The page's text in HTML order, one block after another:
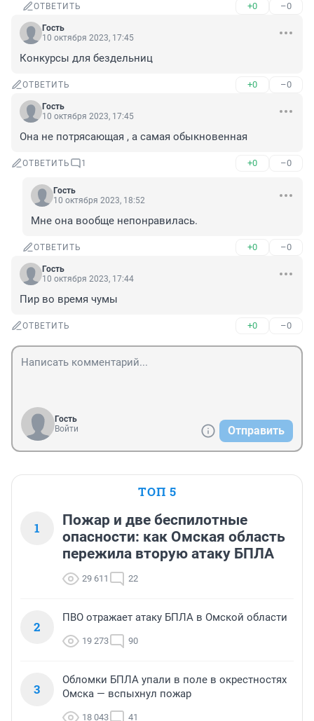
ОТВЕТИТЬ +0 –0
Гость
10 октября 2023, 17:45
Конкурсы для бездельниц
ОТВЕТИТЬ +0 –0
Гость
10 октября 2023, 17:45
Она не потрясающая , а самая обыкновенная
ОТВЕТИТЬ 1 +0 –0
Гость
10 октября 2023, 18:52
Мне она вообще непонравилась.
ОТВЕТИТЬ +0 –0
Гость
10 октября 2023, 17:44
Пир во время чумы
ОТВЕТИТЬ +0 –0
Гость
Войти
Отправить
ТОП 5
1
Пожар и две беспилотные
опасности: как Омская область
пережила вторую атаку БПЛА
29 611 22
2
ПВО отражает атаку БПЛА в Омской области
19 273 90
3
Обломки БПЛА упали в поле в окрестностях
Омска — вспыхнул пожар
18 043 41